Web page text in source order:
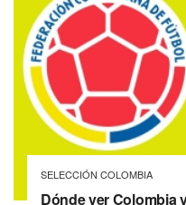
SELECCIÓN COLOMBIA
Dónde ver Colombia